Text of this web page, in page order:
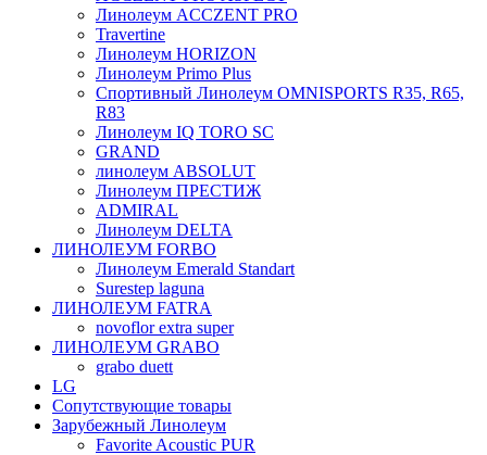
Линолеум ACCZENT PRO
Travertine
Линолеум HORIZON
Линолеум Primo Plus
Спортивный Линолеум OMNISPORTS R35, R65,
R83
Линолеум IQ TORO SC
GRAND
линолеум ABSOLUT
Линолеум ПРЕСТИЖ
ADMIRAL
Линолеум DELTA
ЛИНОЛЕУМ FORBO
Линолеум Emerald Standart
Surestep laguna
ЛИНОЛЕУМ FATRA
novoflor extra super
ЛИНОЛЕУМ GRABO
grabo duett
LG
Сопутствующие товары
Зарубежный Линолеум
Favorite Acoustic PUR